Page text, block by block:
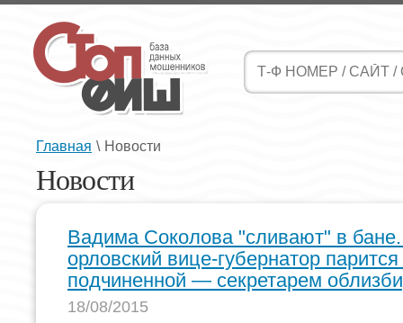
Главная \ Новости
Новости
Вадима Соколова "сливают" в
орловский вице-губернатор
подчиненной — секретарем
18/08/2015